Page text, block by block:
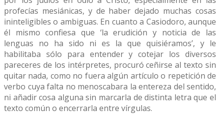
profecías mesiánicas, y de haber dejado muchas cosas
ininteligibles o ambiguas. En cuanto a Casiodoro, aunque
él mismo confiesa que ‘la erudición y noticia de las
lenguas no ha sido ni es la que quisiéramos’, y le
habilitaba sólo para entender y cotejar los diversos
pareceres de los intérpretes, procuró ceñirse al texto sin
quitar nada, como no fuera algún artículo o repetición de
verbo cuya falta no menoscabara la entereza del sentido,
ni añadir cosa alguna sin marcarla de distinta letra que el
texto común o encerrarla entre vírgulas.